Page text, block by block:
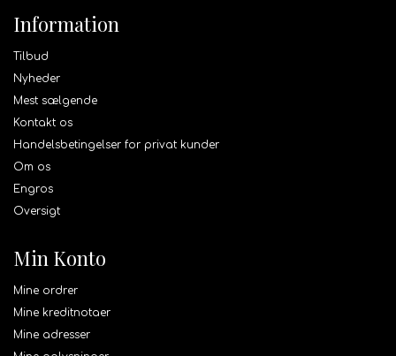
Information
Tilbud
Nyheder
Mest sælgende
Kontakt os
Handelsbetingelser for privat kunder
Om os
Engros
Oversigt
Min Konto
Mine ordrer
Mine kreditnotaer
Mine adresser